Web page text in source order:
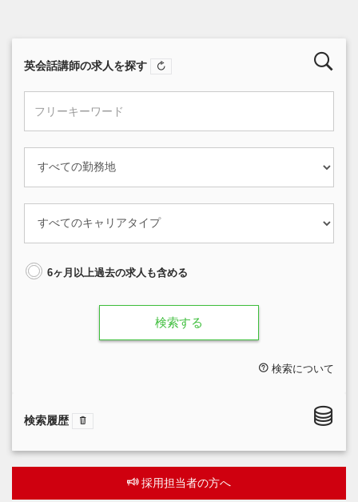
英会話講師の求人を探す
6ヶ月以上過去の求人も含める
検索する
検索について
検索履歴
採用担当者の方へ